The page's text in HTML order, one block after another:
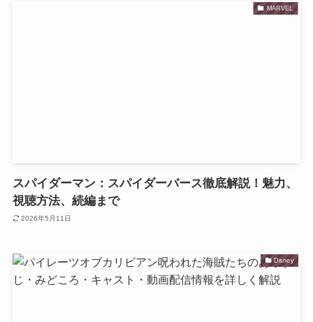
MARVEL
スパイダーマン：スパイダーバース徹底解説！魅力、
視聴方法、続編まで
2026年5月11日
Disney